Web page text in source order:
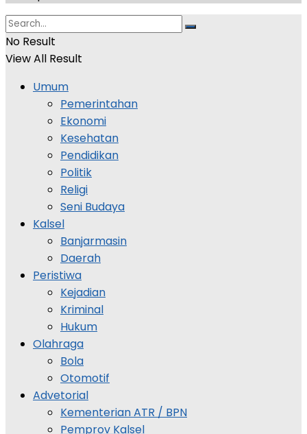
No Result
View All Result
Umum
Pemerintahan
Ekonomi
Kesehatan
Pendidikan
Politik
Religi
Seni Budaya
Kalsel
Banjarmasin
Daerah
Peristiwa
Kejadian
Kriminal
Hukum
Olahraga
Bola
Otomotif
Advetorial
Kementerian ATR / BPN
Pemprov Kalsel